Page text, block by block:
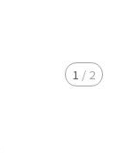
1 / 2